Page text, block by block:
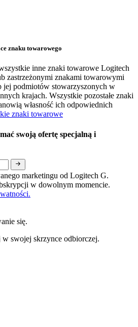
znaku towarowego
inne znaki towarowe Logitech
zastrzeżonymi znakami towarowymi
podmiotów stowarzyszonych w
krajach. Wszystkie pozostałe znaki
własność ich odpowiednich
znaki towarowe
swoją ofertę specjalną i
marketingu od Logitech G.
w dowolnym momencie.
się.
swojej skrzynce odbiorczej.